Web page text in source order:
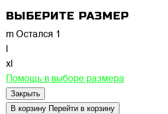
ВЫБЕРИТЕ РАЗМЕР
m Остался 1
l
xl
Помощь в выборе размера
Закрыть
В корзину Перейти в корзину